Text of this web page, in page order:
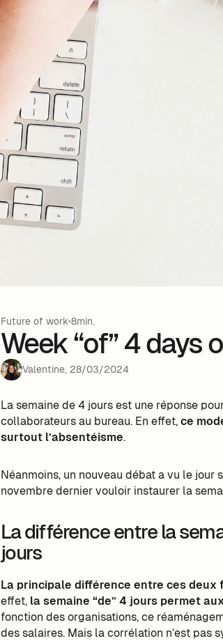
Future of work 8min.
Week “of” 4 days
Valentine, 28/03/2024
La semaine de 4 jours est une réponse
collaborateurs au bureau. En effet,ce
surtout l’absentéisme.
Néanmoins, un nouveau débat a vu le
novembre dernier vouloir instaurer la
La différence entre la
jours
La principale différence entre ces
effet, la semaine “de” 4 jours permet
fonction des organisations, ce
des salaires. Mais la corrélation n’est pas